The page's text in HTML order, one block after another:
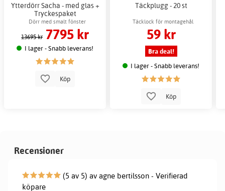
Ytterdörr Sacha - med glas +
Tryckespaket
Dörr med smalt fönster
13695 kr 7795 kr
I lager - Snabb leverans!
Köp
Täckplugg - 20 st
Täcklock för montagehål
59 kr
Bra deal!
I lager - Snabb leverans!
Köp
Recensioner
(5 av 5) av agne bertilsson - Verifierad
köpare